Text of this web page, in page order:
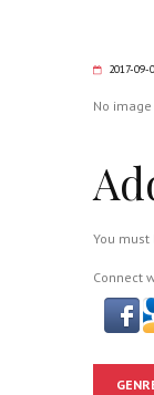
2017-09-
No image
You must
Connect